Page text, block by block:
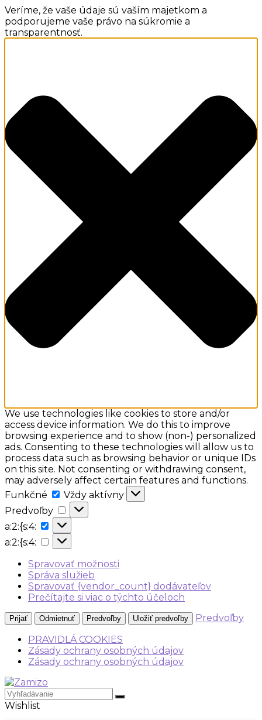
Veríme, že vaše údaje sú vaším majetkom a
podporujeme vaše právo na súkromie a
transparentnosť.
We use technologies like cookies to store and/or
access device information. We do this to improve
browsing experience and to show (non-) personalized
ads. Consenting to these technologies will allow us to
process data such as browsing behavior or unique IDs
on this site. Not consenting or withdrawing consent,
may adversely affect certain features and functions.
Funkčné
Funkčné
Vždy aktívny
Predvoľby
Predvoľby
a:2:{s:4:
a:2:
{s:4:
a:2:{s:4:
a:2:
{s:4:
Spravovať možnosti
Správa služieb
Spravovať {vendor_count} dodávateľov
Prečítajte si viac o týchto účeloch
Prijať Odmietnuť Predvoľby Uložiť predvoľby
Predvoľby
PRAVIDLÁ COOKIES
Zásady ochrany osobných údajov
Zásady ochrany osobných údajov
Wishlist